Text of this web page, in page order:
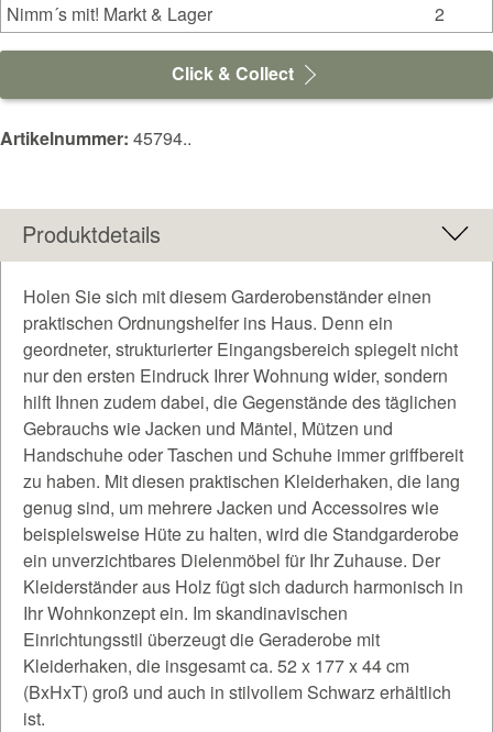
Nimm´s mit! Markt & Lager
2
Click & Collect
Artikelnummer: 45794..
Produktdetails
Holen Sie sich mit diesem Garderobenständer einen
praktischen Ordnungshelfer ins Haus. Denn ein
geordneter, strukturierter Eingangsbereich spiegelt nicht
nur den ersten Eindruck Ihrer Wohnung wider, sondern
hilft Ihnen zudem dabei, die Gegenstände des täglichen
Gebrauchs wie Jacken und Mäntel, Mützen und
Handschuhe oder Taschen und Schuhe immer griffbereit
zu haben. Mit diesen praktischen Kleiderhaken, die lang
genug sind, um mehrere Jacken und Accessoires wie
beispielsweise Hüte zu halten, wird die Standgarderobe
ein unverzichtbares Dielenmöbel für Ihr Zuhause. Der
Kleiderständer aus Holz fügt sich dadurch harmonisch in
Ihr Wohnkonzept ein. Im skandinavischen
Einrichtungsstil überzeugt die Geraderobe mit
Kleiderhaken, die insgesamt ca. 52 x 177 x 44 cm
(BxHxT) groß und auch in stilvollem Schwarz erhältlich
ist.